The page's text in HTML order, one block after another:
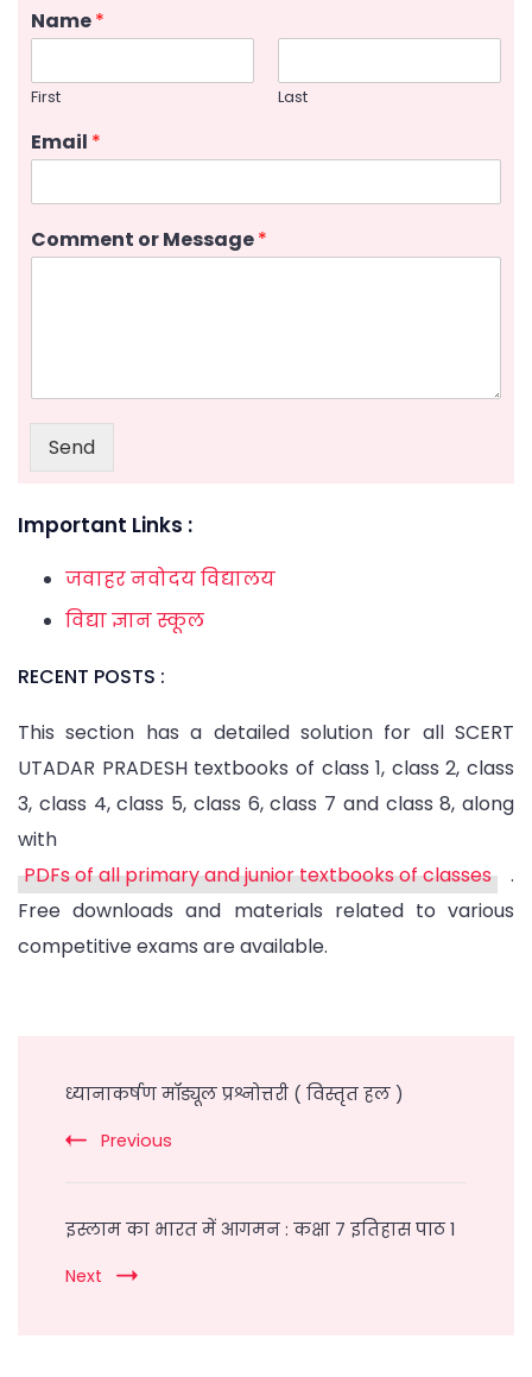
Name*
First Last
Email *
Comment or Message*
Send
Important Links :
जवाहर नवोदय विद्यालय
विद्या ज्ञान स्कूल
RECENT POSTS :
This section has a detailed solution for all SCERT
UTADAR PRADESH textbooks of class 1, class 2, class
3, class 4, class 5, class 6, class 7 and class 8, along
with
PDFs of all primary and junior textbooks of classes
.
Free downloads and materials related to various
competitive exams are available.
Navigation
ध्यानाकर्षण मॉड्यूल प्रश्नोत्तरी ( विस्तृत हल )
Previous
इस्लाम का भारत में आगमन : कक्षा 7 इतिहास पाठ 1
Next